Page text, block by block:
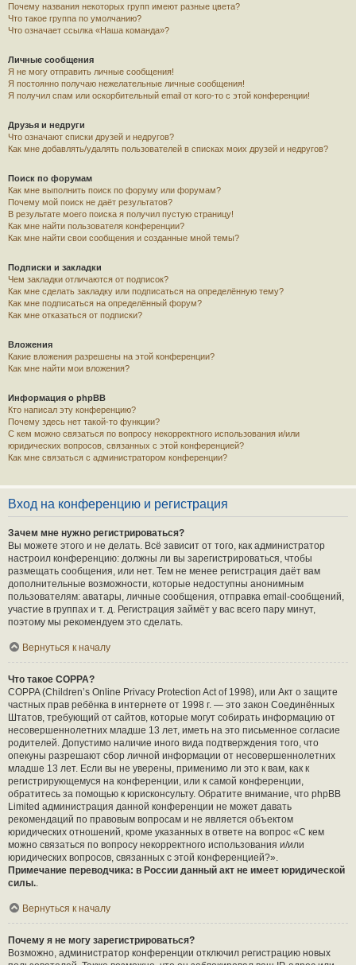
Почему названия некоторых групп имеют разные цвета?
Что такое группа по умолчанию?
Что означает ссылка «Наша команда»?
Личные сообщения
Я не могу отправить личные сообщения!
Я постоянно получаю нежелательные личные сообщения!
Я получил спам или оскорбительный email от кого-то с этой конференции!
Друзья и недруги
Что означают списки друзей и недругов?
Как мне добавлять/удалять пользователей в списках моих друзей и недругов?
Поиск по форумам
Как мне выполнить поиск по форуму или форумам?
Почему мой поиск не даёт результатов?
В результате моего поиска я получил пустую страницу!
Как мне найти пользователя конференции?
Как мне найти свои сообщения и созданные мной темы?
Подписки и закладки
Чем закладки отличаются от подписок?
Как мне сделать закладку или подписаться на определённую тему?
Как мне подписаться на определённый форум?
Как мне отказаться от подписки?
Вложения
Какие вложения разрешены на этой конференции?
Как мне найти мои вложения?
Информация о phpBB
Кто написал эту конференцию?
Почему здесь нет такой-то функции?
С кем можно связаться по вопросу некорректного использования и/или
юридических вопросов, связанных с этой конференцией?
Как мне связаться с администратором конференции?
Вход на конференцию и регистрация
Зачем мне нужно регистрироваться?
Вы можете этого и не делать. Всё зависит от того, как администратор
настроил конференцию: должны ли вы зарегистрироваться, чтобы
размещать сообщения, или нет. Тем не менее регистрация даёт вам
дополнительные возможности, которые недоступны анонимным
пользователям: аватары, личные сообщения, отправка email-сообщений,
участие в группах и т. д. Регистрация займёт у вас всего пару минут,
поэтому мы рекомендуем это сделать.
Вернуться к началу
Что такое COPPA?
COPPA (Children’s Online Privacy Protection Act of 1998), или Акт о защите
частных прав ребёнка в интернете от 1998 г. — это закон Соединённых
Штатов, требующий от сайтов, которые могут собирать информацию от
несовершеннолетних младше 13 лет, иметь на это письменное согласие
родителей. Допустимо наличие иного вида подтверждения того, что
опекуны разрешают сбор личной информации от несовершеннолетних
младше 13 лет. Если вы не уверены, применимо ли это к вам, как к
регистрирующемуся на конференции, или к самой конференции,
обратитесь за помощью к юрисконсульту. Обратите внимание, что phpBB
Limited администрация данной конференции не может давать
рекомендаций по правовым вопросам и не является объектом
юридических отношений, кроме указанных в ответе на вопрос «С кем
можно связаться по вопросу некорректного использования и/или
юридических вопросов, связанных с этой конференцией?».
Примечание переводчика: в России данный акт не имеет юридической
силы..
Вернуться к началу
Почему я не могу зарегистрироваться?
Возможно, администратор конференции отключил регистрацию новых